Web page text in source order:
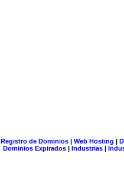
Registro de Dominios| Web Hosting |
Dominios Expirados | Industrias |